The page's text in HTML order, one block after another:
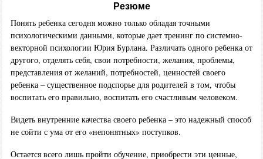
Резюме
Понять ребенка сегодня можно только обладая точными
психологическими данными, которые дает тренинг по системно-
векторной психологии Юрия Бурлана. Различать одного ребенка от
другого, отделять себя, свои потребности, желания, проблемы,
представления от желаний, потребностей, ценностей своего
ребенка – существенное подспорье для родителей в том, чтобы
воспитать его правильно, воспитать его счастливым человеком.
Видеть внутренние качества своего ребенка – это надежный способ
не сойти с ума от его «непонятных» поступков.
Остается всего лишь пройти обучение, приобрести эти ценные,